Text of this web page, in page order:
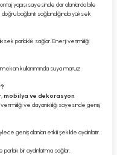
yapısı sayesinde dar alanlarda bile
doğru bağlantı sağlandığında yüksek
parlaklık sağlar. Enerji verimliliği
kullanımında suya maruz
,mobilya ve dekorasyon
ve dayanıklılığı sayesinde geniş
geniş alanları etkili şekilde aydınlatır.
parlak bir aydınlatma sağlar.